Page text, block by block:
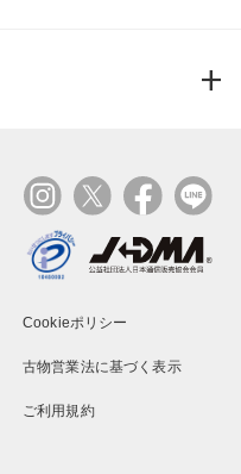
Cookieポリシー
古物営業法に基づく表示
ご利用規約